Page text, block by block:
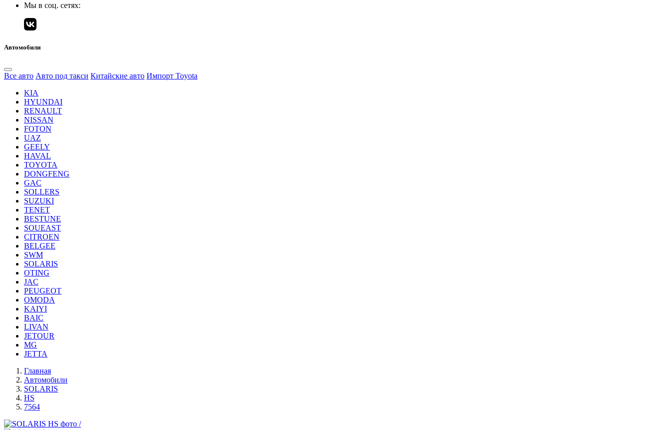
Мы в соц. сетях:
Автомобили
Все авто Авто под такси Китайские авто Импорт Toyota
KIA
HYUNDAI
RENAULT
NISSAN
FOTON
UAZ
GEELY
HAVAL
TOYOTA
DONGFENG
GAC
SOLLERS
SUZUKI
TENET
BESTUNE
SOUEAST
CITROEN
BELGEE
SWM
SOLARIS
OTING
JAC
PEUGEOT
OMODA
KAIYI
BAIC
LIVAN
JETOUR
MG
JETTA
Главная
Автомобили
SOLARIS
HS
7564